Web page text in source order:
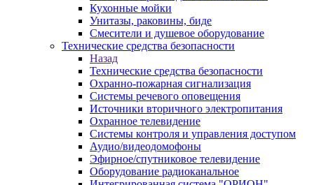
Кухонные мойки
Унитазы, раковины, биде
Смесители и душевое оборудование
Технические средства безопасности
Назад
Технические средства безопасности
Охранно-пожарная сигнализация
Системы речевого оповещения
Источники вторичного электропитания
Охранное телевидение
Системы контроля и управления доступом
Аудио/видеодомофоны
Эфирное/спутниковое телевидение
Оборудование радиоканальное